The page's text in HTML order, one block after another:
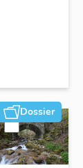
Rhône-
Alpes
(DOSSIER
EN
COURS)
Dossier